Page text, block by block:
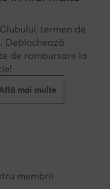
termen de
Deblochează
de rambursare la
mai multe
membrii